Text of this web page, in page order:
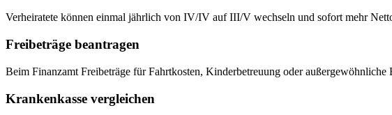
Verheiratete können einmal jährlich von IV/IV auf III/V wechseln und sofort mehr
Freibeträge beantragen
Beim Finanzamt Freibeträge für Fahrtkosten, Kinderbetreuung oder außergewöhnliche
Krankenkasse vergleichen